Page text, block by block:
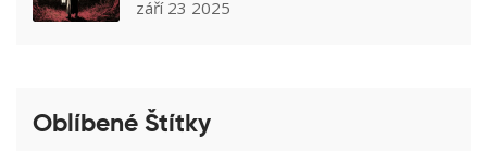
září 23 2025
Oblíbené Štítky